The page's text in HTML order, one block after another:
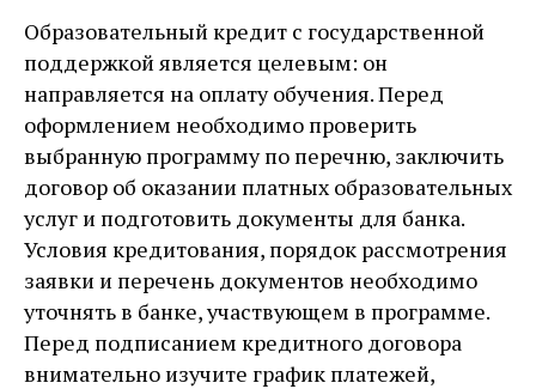
Образовательный кредит с государственной
поддержкой является целевым: он
направляется на оплату обучения. Перед
оформлением необходимо проверить
выбранную программу по перечню, заключить
договор об оказании платных образовательных
услуг и подготовить документы для банка.
Условия кредитования, порядок рассмотрения
заявки и перечень документов необходимо
уточнять в банке, участвующем в программе.
Перед подписанием кредитного договора
внимательно изучите график платежей,